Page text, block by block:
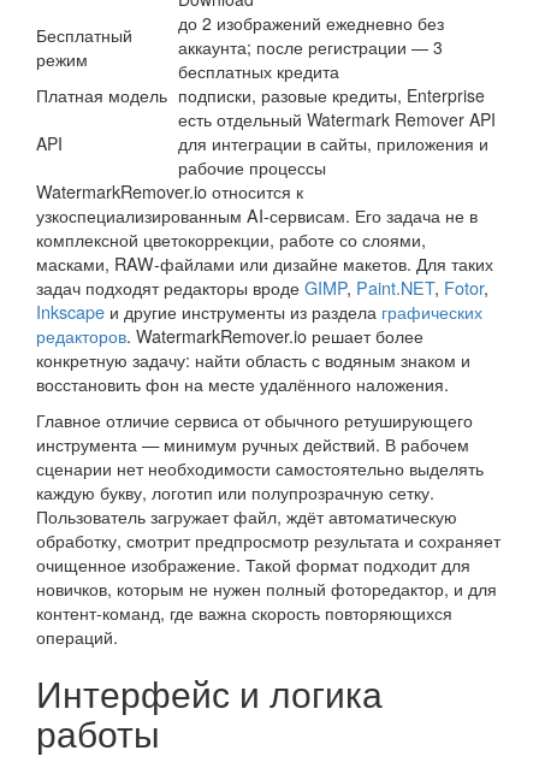
Бесплатный
режим
до 2 изображений ежедневно без
аккаунта; после регистрации — 3
бесплатных кредита
Платная модель подписки, разовые кредиты, Enterprise
API
есть отдельный Watermark Remover API
для интеграции в сайты, приложения и
рабочие процессы
WatermarkRemover.io относится к
узкоспециализированным AI-сервисам. Его задача не в
комплексной цветокоррекции, работе со слоями,
масками, RAW-файлами или дизайне макетов. Для таких
задач подходят редакторы вродеGIMP, Paint.NET, Fotor,
Inkscape и другие инструменты из раздела графических
редакторов. WatermarkRemover.io решает более
конкретную задачу: найти область с водяным знаком и
восстановить фон на месте удалённого наложения.
Главное отличие сервиса от обычного ретуширующего
инструмента — минимум ручных действий. В рабочем
сценарии нет необходимости самостоятельно выделять
каждую букву, логотип или полупрозрачную сетку.
Пользователь загружает файл, ждёт автоматическую
обработку, смотрит предпросмотр результата и сохраняет
очищенное изображение. Такой формат подходит для
новичков, которым не нужен полный фоторедактор, и для
контент-команд, где важна скорость повторяющихся
операций.
Интерфейс и логика
работы